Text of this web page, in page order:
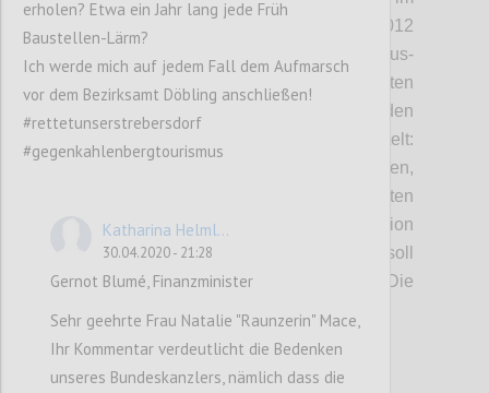
Detail der Öffentlichkeit präsentiert. 2012
hatten die Betreiber, die Genial Tourismus-
und Projektentwicklungs GmbH, zum ersten
Mal die Idee, eine Seilbahn auf den
Kahlenberg zu bauen. Seitdem wird getüftelt:
Wo können die Steher gesetzt werden,
sodass Anrainer und Natur am wenigsten
gestört werden? Wo würde sich die Talstation
günstig ins Verkehrsnetz einfügen? Was soll
die Menschen am Kahlenberg erwarten? Die
erholen? Etwa ein Jahr lang jede Früh
Baustellen-Lärm?
Ich werde mich auf jedem Fall dem Aufmarsch
vor dem Bezirksamt Döbling anschließen!
#rettetunserstrebersdorf
#gegenkahlenbergtourismus
Katharina Helml...
30.04.2020 - 21:28
Gernot Blumé, Finanzminister
Sehr geehrte Frau Natalie "Raunzerin" Mace,
Ihr Kommentar verdeutlicht die Bedenken
unseres Bundeskanzlers, nämlich dass die